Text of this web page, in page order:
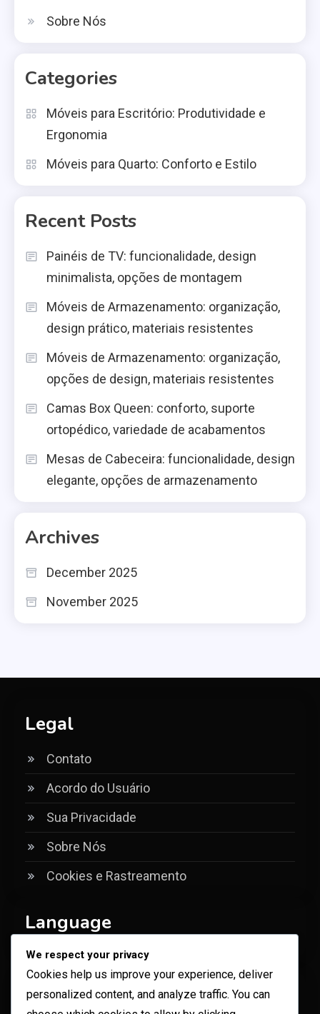
Sobre Nós
Categories
Móveis para Escritório: Produtividade e
Ergonomia
Móveis para Quarto: Conforto e Estilo
Recent Posts
Painéis de TV: funcionalidade, design
minimalista, opções de montagem
Móveis de Armazenamento: organização,
design prático, materiais resistentes
Móveis de Armazenamento: organização,
opções de design, materiais resistentes
Camas Box Queen: conforto, suporte
ortopédico, variedade de acabamentos
Mesas de Cabeceira: funcionalidade, design
elegante, opções de armazenamento
Archives
December 2025
November 2025
Legal
Contato
Acordo do Usuário
Sua Privacidade
Sobre Nós
Cookies e Rastreamento
Language
Search
We respect your privacy
Cookies help us improve your experience, deliver
personalized content, and analyze traffic. You can